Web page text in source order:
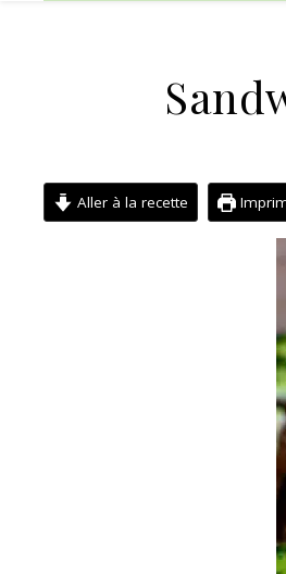
Aller à la recette